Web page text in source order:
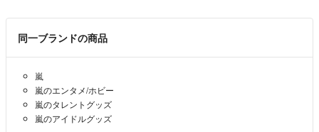
同一ブランドの商品
嵐
嵐のエンタメ/ホビー
嵐のタレントグッズ
嵐のアイドルグッズ